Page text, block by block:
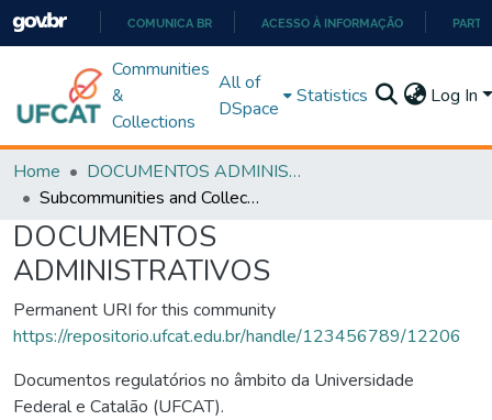
PARA
O
COMUNICA BR ACESSO À INFORMAÇÃO
Communities
&
Collections
All of
DSpace
Statistics Log In
Home
DOCUMENTOS ADMINISTRATIVOS
Subcommunities and Collections
DOCUMENTOS
ADMINISTRATIVOS
Permanent URI for this community
https://repositorio.ufcat.edu.br/handle/123456789/12206
Documentos regulatórios no âmbito da Universidade
Federal e Catalão (UFCAT).